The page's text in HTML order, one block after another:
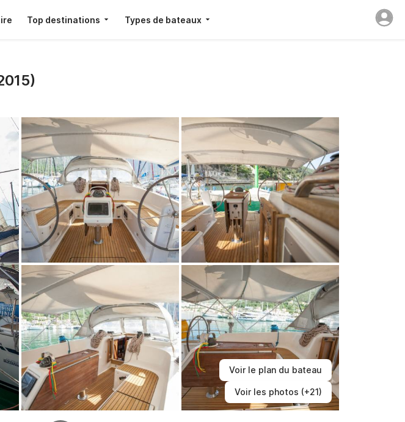
Top destinations Types de bateaux
Voir le plan du bateau
Voir les photos (+21)